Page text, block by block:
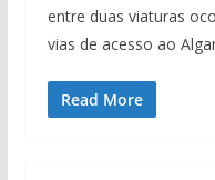
entre duas viaturas
vias de acesso ao
Read More